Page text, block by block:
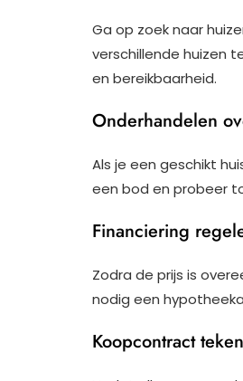
Ga op zoek naar
verschillende huizen
en bereikbaarheid.
Onderhandelen
Als je een geschikt
een bod en probeer
Financiering
Zodra de prijs is
nodig een
Koopcontract